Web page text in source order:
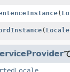
(
( Locale